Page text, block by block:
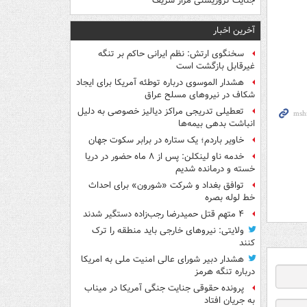
آخرین اخبار
سخنگوی ارتش: نظم ایرانی حاکم بر تنگه
غیرقابل بازگشت است
هشدار الموسوی درباره توطئه آمریکا برای ایجاد
شکاف در نیروهای مسلح عراق
تعطیلی تدریجی مراکز دیالیز خصوصی به دلیل
انباشت بدهی بیمه‌ها
خاویر باردم؛ یک ستاره در برابر سکوت جهان
خدمه ناو لینکلن: پس از ۸ ماه حضور در دریا
خسته و درمانده‌ شدیم
توافق بغداد و شرکت «شورون» برای احداث
خط لوله بصره
۴ متهم قتل حمیدرضا رجب‌زاده دستگیر شدند
ولایتی: نیروهای خارجی باید منطقه را ترک
کنند
هشدار دبیر شورای عالی امنیت ملی به امریکا
درباره تنگه هرمز
پرونده حقوقی جنایت جنگی آمریکا در میناب
به جریان افتاد